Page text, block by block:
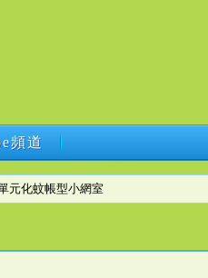
頻道
頻道
元化蚊帳型小網室